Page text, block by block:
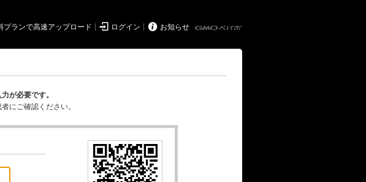
プランで高速アップロード  ログイン  お知らせ
が必要です。
にご確認ください。